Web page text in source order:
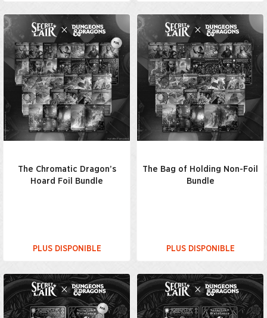
The Chromatic Dragon’s
Hoard Foil Bundle
PLUS DISPONIBLE
The Bag of Holding Non-Foil
Bundle
PLUS DISPONIBLE